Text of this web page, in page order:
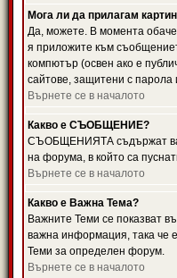
Мога ли да прилагам
Да, можете. В момента обаче
я приложите към
компютър (освен ако е
сайтове, защитени с парола
Върнете се в началото
Какво е СЪОБЩЕНИЕ?
СЪОБЩЕНИЯТА съдържат
на форума, в който са
Върнете се в началото
Какво е Важна Тема?
Важните Теми се показват
важна информация, така че
Теми за определен форум.
Върнете се в началото